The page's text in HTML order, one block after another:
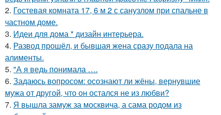
2. Гостевая комната 17, 6 м 2 с санузлом при спальне в
частном доме.
3. Идеи для дома * дизайн интерьера.
4. Развод прошёл, и бывшая жена сразу подала на
алименты.
5. "А я ведь понимала ….
6. Задаюсь вопросом: осознают ли жёны, вернувшие
мужа от другой, что он остался не из любви?
7. Я вышла замуж за москвича, а сама родом из